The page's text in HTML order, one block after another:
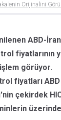
Orijinalini
ABD-
fiyatlarının
işlem görüyor.
fiyatları ABD
çekirdek